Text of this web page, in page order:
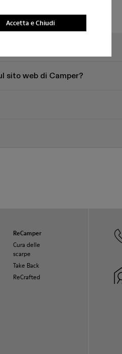
Accetta e Chiudi
sito web di Camper?
ReCamper
Cura delle
scarpe
Take Back
ReCrafted